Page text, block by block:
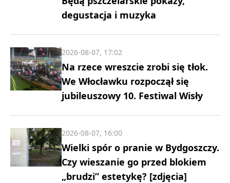
degustacja i muzyka
Na rzece wreszcie zrobi się tłok.
We Włocławku rozpoczął się
jubileuszowy 10. Festiwal Wisły
2026-08-07, 17:02
Wielki spór o pranie w Bydgoszczy.
Czy wieszanie go przed blokiem
„brudzi” estetykę? [zdjęcia]
2026-08-07, 16:00